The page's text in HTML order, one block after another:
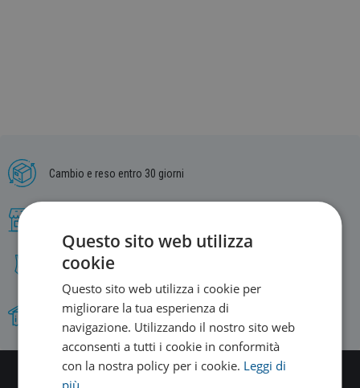
Cambio e reso entro 30 giorni
Gamma di prodotti nuoto più vasta
Proprio team di test del prodotto.
Questo sito web utilizza
cookie
Questo sito web utilizza i cookie per
migliorare la tua esperienza di
navigazione. Utilizzando il nostro sito web
acconsenti a tutti i cookie in conformità
con la nostra policy per i cookie. Leggi di
più